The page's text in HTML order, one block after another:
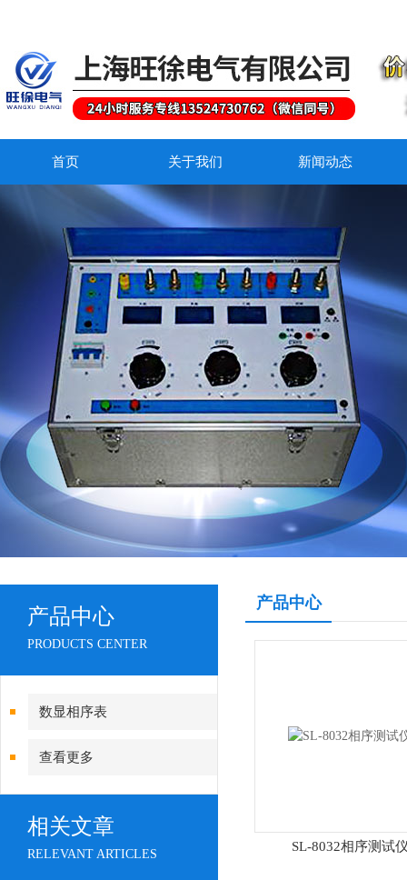
首页 关于我们 新闻动态
产品中心
PRODUCTS CENTER
数显相序表
查看更多
相关文章
RELEVANT ARTICLES
产品中心
SL-8032相序测试